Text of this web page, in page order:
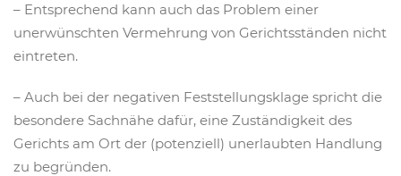
– Entsprechend kann auch das Problem einer
unerwünschten Vermehrung von Gerichtsständen nicht
eintreten.
– Auch bei der negativen Feststellungsklage spricht die
besondere Sachnähe dafür, eine Zuständigkeit des
Gerichts am Ort der (potenziell) unerlaubten Handlung
zu begründen.